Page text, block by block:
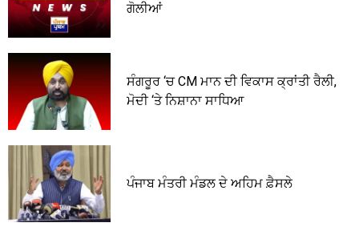
ਗੋਲੀਆਂ
ਸੰਗਰੂਰ ‘ਚ CM ਮਾਨ ਦੀ ਵਿਕਾਸ ਕ੍ਰਾਂਤੀ ਰੈਲੀ,
ਮੋਦੀ ‘ਤੇ ਨਿਸ਼ਾਨਾ ਸਾਧਿਆ
ਪੰਜਾਬ ਮੰਤਰੀ ਮੰਡਲ ਦੇ ਅਹਿਮ ਫ਼ੈਸਲੇ